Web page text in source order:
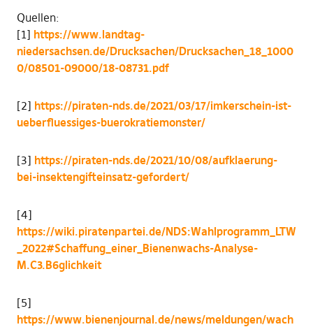
Quellen:
[1] https://www.landtag-
niedersachsen.de/Drucksachen/Drucksachen_18_1000
0/08501-09000/18-08731.pdf
[2] https://piraten-nds.de/2021/03/17/imkerschein-ist-
ueberfluessiges-buerokratiemonster/
[3] https://piraten-nds.de/2021/10/08/aufklaerung-
bei-insektengifteinsatz-gefordert/
[4]
https://wiki.piratenpartei.de/NDS:Wahlprogramm_LTW
_2022#Schaffung_einer_Bienenwachs-Analyse-
M.C3.B6glichkeit
[5]
https://www.bienenjournal.de/news/meldungen/wach